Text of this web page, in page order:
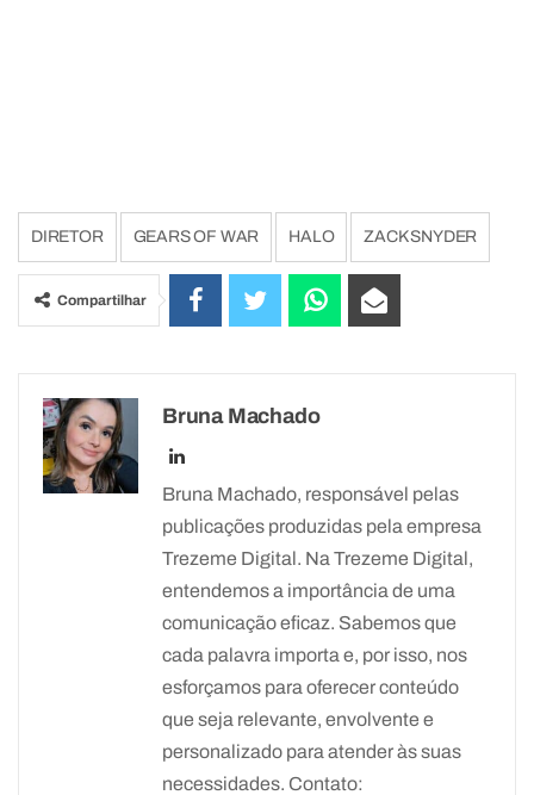
DIRETOR GEARS OF WAR HALO ZACK SNYDER
Compartilhar
Bruna Machado
Bruna Machado, responsável pelas
publicações produzidas pela empresa
Trezeme Digital. Na Trezeme Digital,
entendemos a importância de uma
comunicação eficaz. Sabemos que
cada palavra importa e, por isso, nos
esforçamos para oferecer conteúdo
que seja relevante, envolvente e
personalizado para atender às suas
necessidades. Contato: